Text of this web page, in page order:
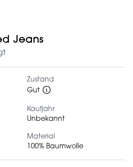
Jeans
Zustand
Gut
Kaufjahr
Unbekannt
Material
100% Baumwolle